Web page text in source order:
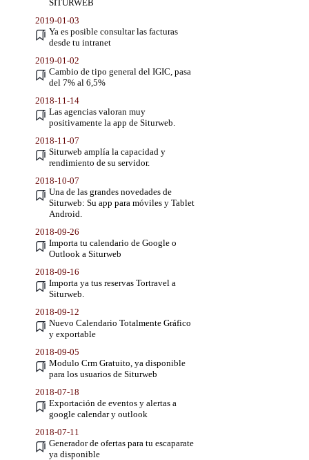
SITURWEB
2019-01-03
Ya es posible consultar las facturas
desde tu intranet
2019-01-02
Cambio de tipo general del IGIC, pasa
del 7% al 6,5%
2018-11-14
Las agencias valoran muy
positivamente la app de Siturweb.
2018-11-07
Siturweb amplía la capacidad y
rendimiento de su servidor.
2018-10-07
Una de las grandes novedades de
Siturweb: Su app para móviles y Tablet
Android.
2018-09-26
Importa tu calendario de Google o
Outlook a Siturweb
2018-09-16
Importa ya tus reservas Tortravel a
Siturweb.
2018-09-12
Nuevo Calendario Totalmente Gráfico
y exportable
2018-09-05
Modulo Crm Gratuito, ya disponible
para los usuarios de Siturweb
2018-07-18
Exportación de eventos y alertas a
google calendar y outlook
2018-07-11
Generador de ofertas para tu escaparate
ya disponible